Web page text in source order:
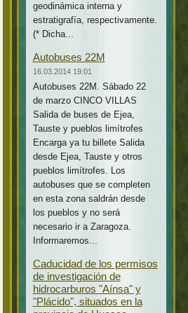
geodinámica interna y
estratigrafía, respectivamente.
(* Dicha...
Autobuses 22M
16.03.2014 19:01
Autobuses 22M. Sábado 22
de marzo CINCO VILLAS
Salida de buses de Ejea,
Tauste y pueblos limítrofes
Encarga ya tu billete Salida
desde Ejea, Tauste y otros
pueblos limítrofes. Los
autobuses que se completen
en esta zona saldrán desde
los pueblos y no será
necesario ir a Zaragoza.
Informaremos...
Caducidad de los permisos
de investigación de
hidrocarburos "Aínsa" y
"Plácido", situados en la